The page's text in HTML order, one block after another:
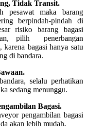
Tidak Transit.
pesawat maka barang
berpindah-pindah di
risiko barang bagasi
pilih penerbangan
bagasi hanya satu
di bandara.
selalu perhatikan
sedang menunggu.
Bagasi.
pengambilan bagasi
akan lebih mudah.